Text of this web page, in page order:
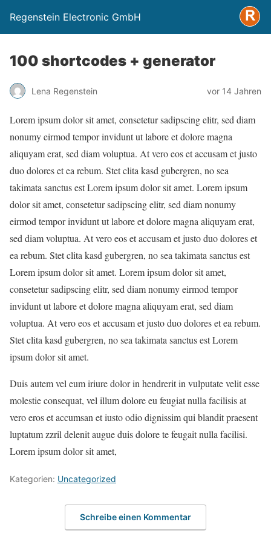
Regenstein Electronic GmbH
100 shortcodes + generator
Lena Regenstein vor 14 Jahren
Lorem ipsum dolor sit amet, consetetur sadipscing elitr, sed diam
nonumy eirmod tempor invidunt ut labore et dolore magna
aliquyam erat, sed diam voluptua. At vero eos et accusam et justo
duo dolores et ea rebum. Stet clita kasd gubergren, no sea
takimata sanctus est Lorem ipsum dolor sit amet. Lorem ipsum
dolor sit amet, consetetur sadipscing elitr, sed diam nonumy
eirmod tempor invidunt ut labore et dolore magna aliquyam erat,
sed diam voluptua. At vero eos et accusam et justo duo dolores et
ea rebum. Stet clita kasd gubergren, no sea takimata sanctus est
Lorem ipsum dolor sit amet. Lorem ipsum dolor sit amet,
consetetur sadipscing elitr, sed diam nonumy eirmod tempor
invidunt ut labore et dolore magna aliquyam erat, sed diam
voluptua. At vero eos et accusam et justo duo dolores et ea rebum.
Stet clita kasd gubergren, no sea takimata sanctus est Lorem
ipsum dolor sit amet.
Duis autem vel eum iriure dolor in hendrerit in vulputate velit esse
molestie consequat, vel illum dolore eu feugiat nulla facilisis at
vero eros et accumsan et iusto odio dignissim qui blandit praesent
luptatum zzril delenit augue duis dolore te feugait nulla facilisi.
Lorem ipsum dolor sit amet,
Kategorien: Uncategorized
Schreibe einen Kommentar